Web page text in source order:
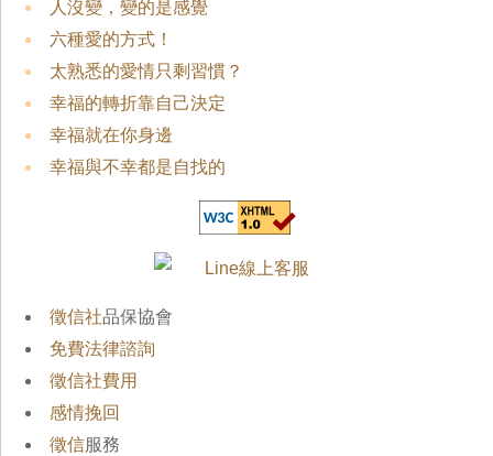
人沒變，變的是感覺
六種愛的方式！
太熟悉的愛情只剩習慣？
幸福的轉折靠自己決定
幸福就在你身邊
幸福與不幸都是自找的
徵信社品保協會
免費法律諮詢
徵信社費用
感情挽回
徵信服務